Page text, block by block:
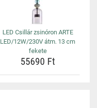
LED Csillár zsinóron ARTE
LED/12W/230V átm. 13 cm
fekete
55690 Ft